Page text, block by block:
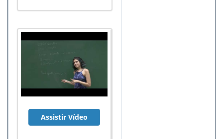
Assistir Vídeo